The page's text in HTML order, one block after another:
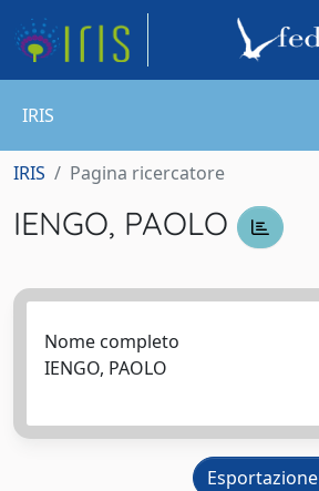
IRIS
IRIS Pagina ricercatore
IENGO, PAOLO
Nome completo
IENGO, PAOLO
Esportazione